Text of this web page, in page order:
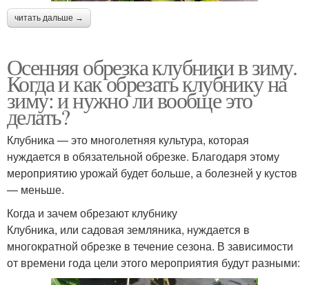
читать дальше →
Осенняя обрезка клубники в зиму.
Когда и как обрезать клубнику на
зиму: и нужно ли вообще это
делать?
Клубника — это многолетняя культура, которая
нуждается в обязательной обрезке. Благодаря этому
мероприятию урожай будет больше, а болезней у кустов
— меньше.
Когда и зачем обрезают клубнику
Клубника, или садовая земляника, нуждается в
многократной обрезке в течение сезона. В зависимости
от времени года цели этого мероприятия будут разными: